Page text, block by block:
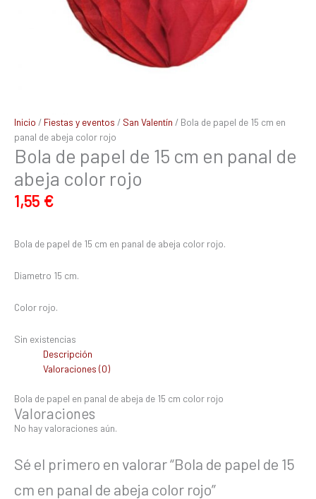
Inicio / Fiestas y eventos / San Valentín / Bola de papel de 15 cm en
panal de abeja color rojo
Bola de papel de 15 cm en panal de
abeja color rojo
1,55 €
Bola de papel de 15 cm en panal de abeja color rojo.
Diametro 15 cm.
Color rojo.
Sin existencias
Descripción
Valoraciones (0)
Bola de papel en panal de abeja de 15 cm color rojo
Valoraciones
No hay valoraciones aún.
Sé el primero en valorar “Bola de papel de 15
cm en panal de abeja color rojo”